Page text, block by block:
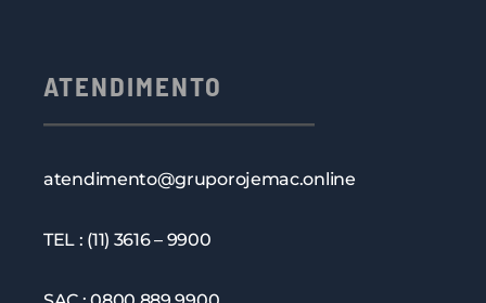
ATENDIMENTO
atendimento@gruporojemac.online
TEL : (11) 3616 – 9900